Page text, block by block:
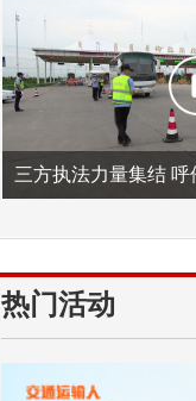
热门活动